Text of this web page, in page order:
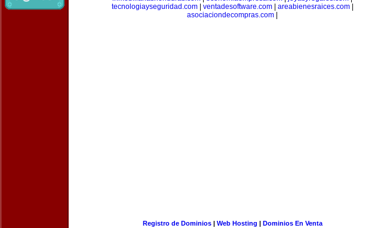
tecnologiayseguridad.com| ventadesoftware.com| areabienesraices.com|
asociaciondecompras.com
Registro de Dominios| Web Hosting | Dominios En Venta